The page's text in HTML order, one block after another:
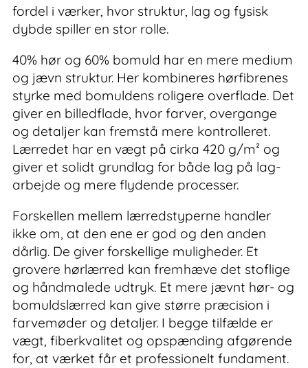
fordel i værker, hvor struktur, lag og fysisk
dybde spiller en stor rolle.
40% hør og 60% bomuld har en mere medium
og jævn struktur. Her kombineres hørfibrenes
styrke med bomuldens roligere overflade. Det
giver en billedflade, hvor farver, overgange
og detaljer kan fremstå mere kontrolleret.
Lærredet har en vægt på cirka 420 g/m² og
giver et solidt grundlag for både lag på lag-
arbejde og mere flydende processer.
Forskellen mellem lærredstyperne handler
ikke om, at den ene er god og den anden
dårlig. De giver forskellige muligheder. Et
grovere hørlærred kan fremhæve det stoflige
og håndmalede udtryk. Et mere jævnt hør- og
bomuldslærred kan give større præcision i
farvemøder og detaljer. I begge tilfælde er
vægt, fiberkvalitet og opspænding afgørende
for, at værket får et professionelt fundament.